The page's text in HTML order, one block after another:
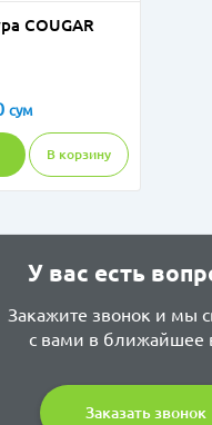
COUGAR
сум
В корзину
У вас есть
Закажите звонок и мы
с вами в ближайшее
Заказать звонок